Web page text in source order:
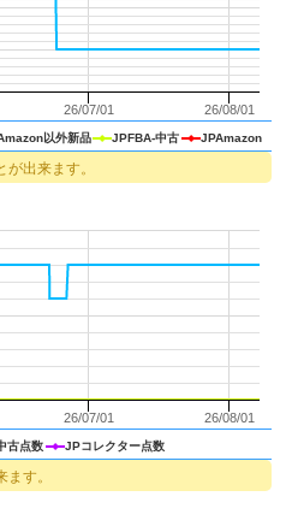
以外新品 JPFBA-中古 JPAmazon
26/07/01 26/08/01
出来ます。
古点数 JPコレクター点数
26/07/01 26/08/01
す。